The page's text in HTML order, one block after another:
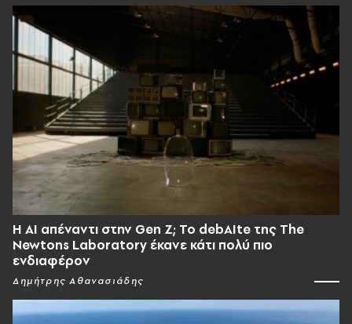
Η AI απέναντι στην Gen Z; Το debAIte της The
Newtons Laboratory έκανε κάτι πολύ πιο
ενδιαφέρον
Δημήτρης Αθανασιάδης